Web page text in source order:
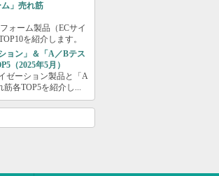
ム」売れ筋
ォーム製品（ECサイ
を紹介します。
ョン」＆「A／Bテス
（2025年5月）
ゼーション製品と「A
各TOP5を紹介し...